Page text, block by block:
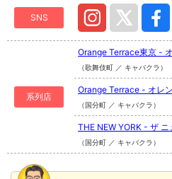
SNS
系列店
Orange Terrace東京 -
（歌舞伎町 ／ キャバクラ）
Orange Terrace - オレ
（国分町 ／ キャバクラ）
THE NEW YORK - ザ ニ
（国分町 ／ キャバクラ）